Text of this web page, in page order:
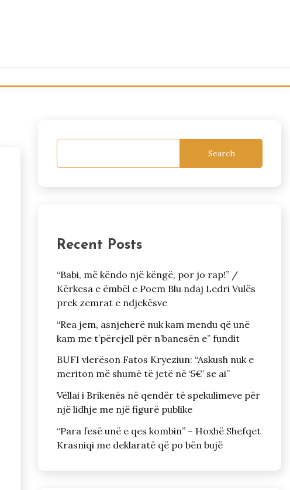
Search
Recent Posts
“Babi, më këndo një këngë, por jo rap!” /
Kërkesa e ëmbël e Poem Blu ndaj Ledri Vulës
prek zemrat e ndjekësve
“Rea jem, asnjeherë nuk kam mendu që unë
kam me t’përcjell për n’banesën e” fundit
BUFI vlerëson Fatos Kryeziun: “Askush nuk e
meriton më shumë të jetë në ‘5€’ se ai”
Vëllai i Brikenës në qendër të spekulimeve për
një lidhje me një figurë publike
“Para fesë unë e qes kombin” – Hoxhë Shefqet
Krasniqi me deklaratë që po bën bujë